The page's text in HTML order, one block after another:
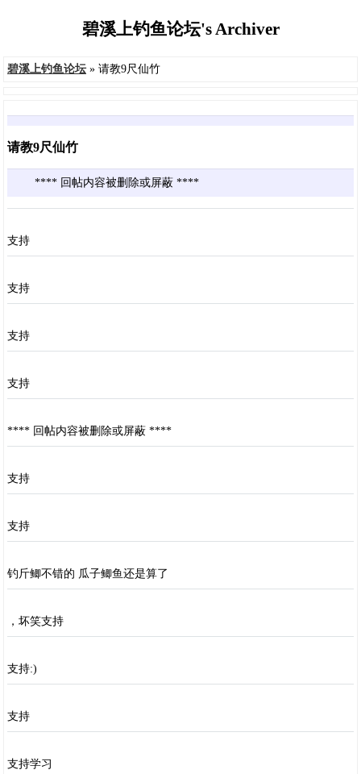
碧溪上钓鱼论坛's Archiver
碧溪上钓鱼论坛» 请教9尺仙竹
请教9尺仙竹
**** 回帖内容被删除或屏蔽 ****
支持
支持
支持
支持
**** 回帖内容被删除或屏蔽 ****
支持
支持
钓斤鲫不错的 瓜子鲫鱼还是算了
，坏笑支持
支持:)
支持
支持学习